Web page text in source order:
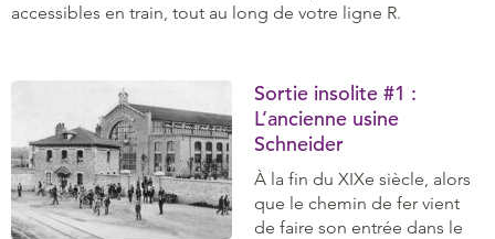
accessibles en train, tout au long de votre ligne R.
Sortie insolite #1 :
L’ancienne usine
Schneider
À la fin du XIXe siècle, alors
que le chemin de fer vient
de faire son entrée dans le